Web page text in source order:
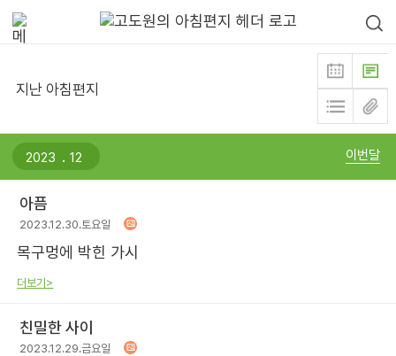
지난 아침편지
. 이번달
아픔
2023.12.30.토요일
목구멍에 박힌 가시
더보기>
친밀한 사이
2023.12.29.금요일